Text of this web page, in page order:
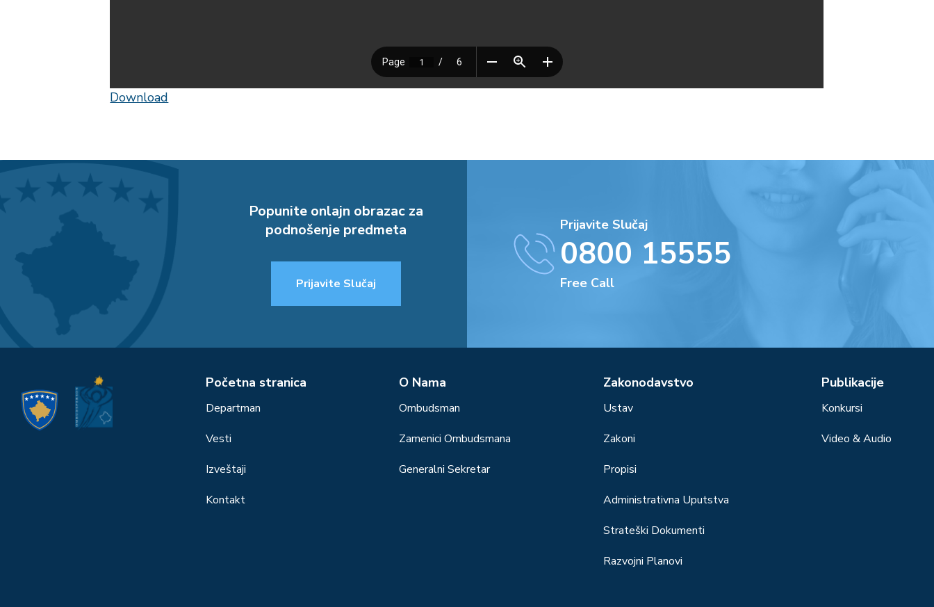
Download
Popunite onlajn obrazac za
podnošenje predmeta
Prijavite Slučaj
Prijavite Slučaj
0800 15555
Free Call
Početna stranica
Departman
Vesti
Izveštaji
Kontakt
О Nama
Ombudsman
Zamenici Ombudsmana
Generalni Sekretar
Zakonodavstvo
Ustav
Zakoni
Propisi
Administrativna Uputstva
Strateški Dokumenti
Razvojni Planovi
Publikacije
Konkursi
Video & Audio